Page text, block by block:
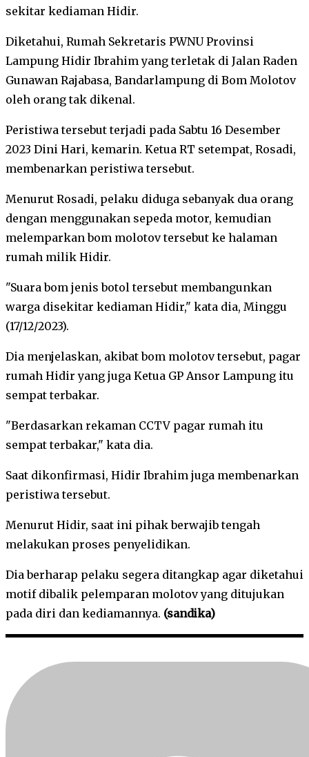
sekitar kediaman Hidir.
Diketahui, Rumah Sekretaris PWNU Provinsi
Lampung Hidir Ibrahim yang terletak di Jalan Raden
Gunawan Rajabasa, Bandarlampung di Bom Molotov
oleh orang tak dikenal.
Peristiwa tersebut terjadi pada Sabtu 16 Desember
2023 Dini Hari, kemarin. Ketua RT setempat, Rosadi,
membenarkan peristiwa tersebut.
Menurut Rosadi, pelaku diduga sebanyak dua orang
dengan menggunakan sepeda motor, kemudian
melemparkan bom molotov tersebut ke halaman
rumah milik Hidir.
"Suara bom jenis botol tersebut membangunkan
warga disekitar kediaman Hidir," kata dia, Minggu
(17/12/2023).
Dia menjelaskan, akibat bom molotov tersebut, pagar
rumah Hidir yang juga Ketua GP Ansor Lampung itu
sempat terbakar.
"Berdasarkan rekaman CCTV pagar rumah itu
sempat terbakar," kata dia.
Saat dikonfirmasi, Hidir Ibrahim juga membenarkan
peristiwa tersebut.
Menurut Hidir, saat ini pihak berwajib tengah
melakukan proses penyelidikan.
Dia berharap pelaku segera ditangkap agar diketahui
motif dibalik pelemparan molotov yang ditujukan
pada diri dan kediamannya. (sandika)